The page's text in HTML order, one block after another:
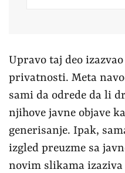
Upravo taj deo
privatnosti. Meta
sami da odrede da li
njihove javne objave
generisanje. Ipak,
izgled preuzme sa
novim slikama izaziva